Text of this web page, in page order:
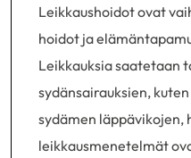
Leikkaushoidot ovat
hoidot ja
Leikkauksia saatetaan
sydänsairauksien,
sydämen läppävikojen,
leikkausmenetelmät